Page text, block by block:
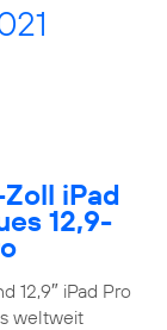
iPad
12,9-
12,9″ iPad Pro
weltweit